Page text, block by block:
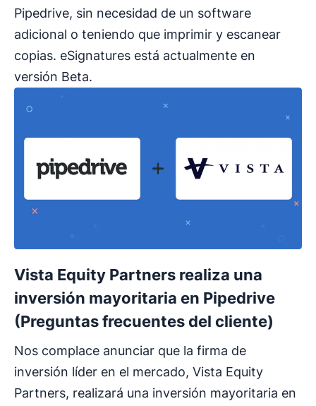
Pipedrive, sin necesidad de un software
adicional o teniendo que imprimir y escanear
copias. eSignatures está actualmente en
versión Beta.
Vista Equity Partners realiza una
inversión mayoritaria en Pipedrive
(Preguntas frecuentes del cliente)
Nos complace anunciar que la firma de
inversión líder en el mercado, Vista Equity
Partners, realizará una inversión mayoritaria en